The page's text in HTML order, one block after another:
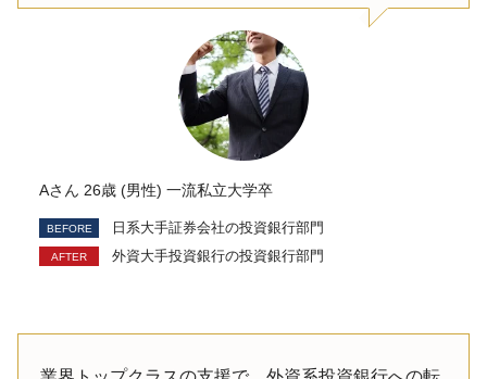
Aさん 26歳 (男性) 一流私立大学卒
日系大手証券会社の投資銀行部門
外資大手投資銀行の投資銀行部門